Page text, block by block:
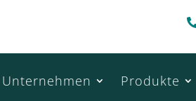
Unternehmen Produkte